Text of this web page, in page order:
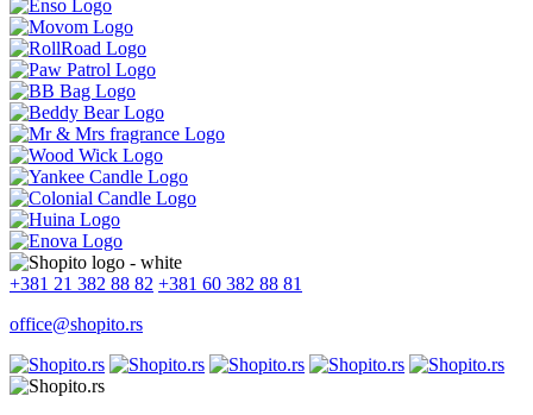
+381 21 382 88 82 +381 60 382 88 81
office@shopito.rs